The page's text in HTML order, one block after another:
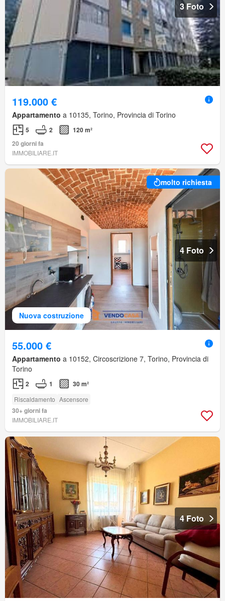
3 Foto
119.000 €
Appartamento a 10135, Torino, Provincia di Torino
5 2
120 m²
20 giorni fa
IMMOBILIARE.IT
Nuova costruzione
molto richiesta
4 Foto
55.000 €
Appartamento a 10152, Circoscrizione 7, Torino, Provincia di
Torino
2 1 30 m²
Riscaldamento Ascensore
30+ giorni fa
IMMOBILIARE.IT
4 Foto